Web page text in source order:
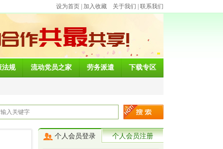
设为首页 加入收藏 关于我们 联系我们
法规 流动党员之家 劳务派遣 下载专区
个人会员登录 个人会员注册